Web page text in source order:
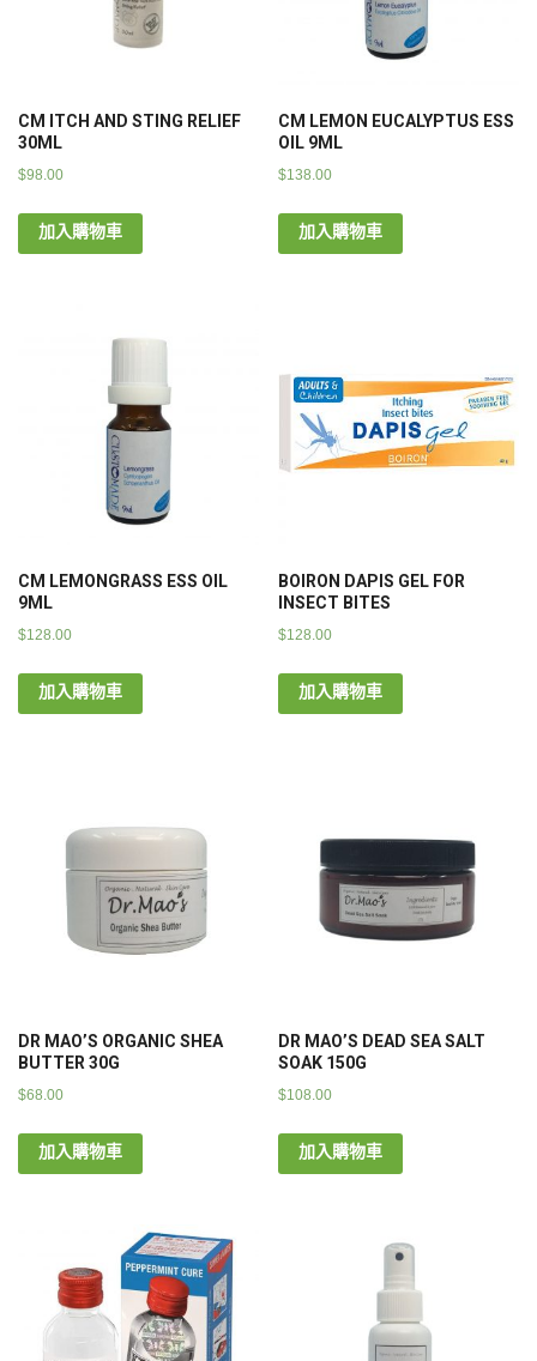
CM ITCH AND STING RELIEF
30ML
$98.00
加入購物車
CM LEMON EUCALYPTUS ESS
OIL 9ML
$138.00
加入購物車
CM LEMONGRASS ESS OIL
9ML
$128.00
加入購物車
BOIRON DAPIS GEL FOR
INSECT BITES
$128.00
加入購物車
DR MAO’S ORGANIC SHEA
BUTTER 30G
$68.00
加入購物車
DR MAO’S DEAD SEA SALT
SOAK 150G
$108.00
加入購物車